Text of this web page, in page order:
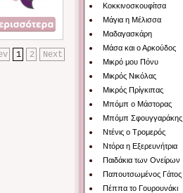
Next
2
1
Κοκκινοσκουφίτσα
Μάγια η Μέλισσα
Μαδαγασκάρη
Μάσα και ο Αρκούδος
Μικρό μου Πόνυ
Μικρός Νικόλας
Μικρός Πρίγκιπας
Μπόμπ ο Μάστορας
Μπόμπ Σφουγγαράκης
Ντένις ο Τρομερός
Ντόρα η Εξερευνήτρια
Παιδάκια των Ονείρων
Παπουτσωμένος Γάτος
Πέππα το Γουρουνάκι